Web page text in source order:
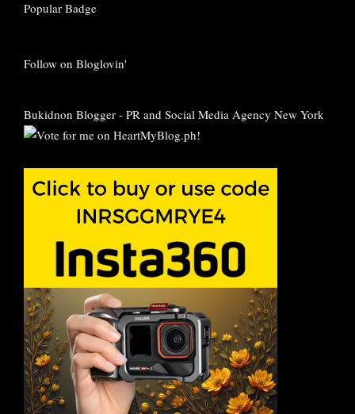
Follow on Bloglovin'
Bukidnon Blogger - PR and Social Media Agency New York